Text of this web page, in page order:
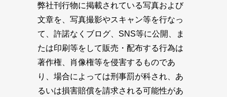
弊社刊行物に掲載されている写真および
文章を、写真撮影やスキャン等を行なっ
て、許諾なくブログ、SNS等に公開、ま
たは印刷等をして販売・配布する行為は
著作権、肖像権等を侵害するものであ
り、場合によっては刑事罰が科され、あ
るいは損害賠償を請求される可能性があ